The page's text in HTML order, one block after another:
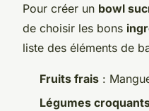
Pour créer un bowl
de choisir les bons
liste des éléments de
Fruits frais :
Légumes